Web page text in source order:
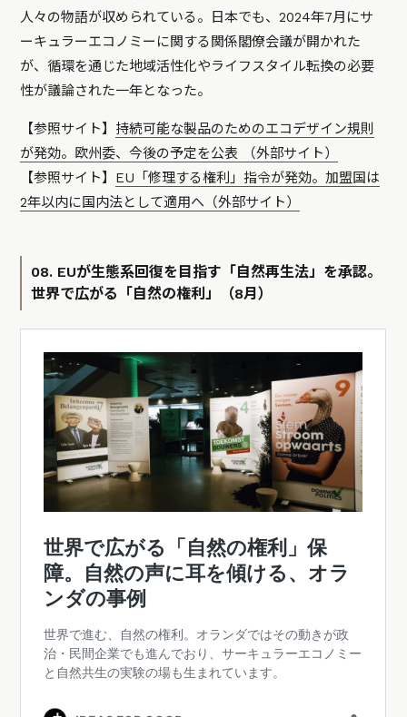
人々の物語が収められている。日本でも、2024年7月にサ
ーキュラーエコノミーに関する関係閣僚会議が開かれた
が、循環を通じた地域活性化やライフスタイル転換の必要
性が議論された一年となった。
【参照サイト】 持続可能な製品のためのエコデザイン規則
が発効。欧州委、今後の予定を公表 （外部サイト）
【参照サイト】 EU「修理する権利」指令が発効。加盟国は
2年以内に国内法として適用へ（外部サイト）
08. EUが生態系回復を目指す「自然再生法」を承認。
世界で広がる「自然の権利」（8月）